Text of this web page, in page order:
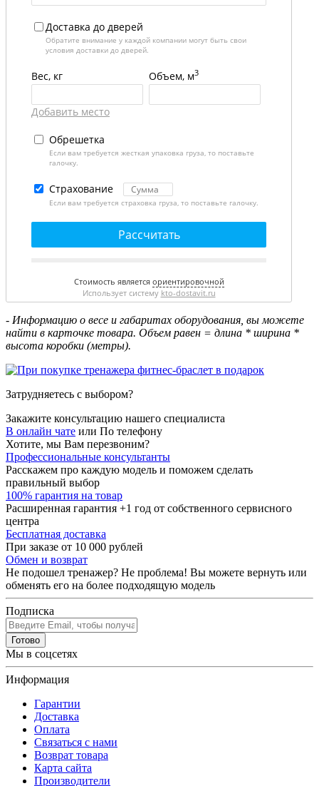
Доставка до дверей
Обратите внимание у каждой компании могут быть свои
условия доставки до дверей.
Вес, кг Объем, м3
Добавить место
Обрешетка
Если вам требуется жесткая упаковка груза, то поставьте
галочку.
Страхование
Если вам требуется страховка груза, то поставьте галочку.
Рассчитать
Стоимость является ориентировочной
Использует систему kto-dostavit.ru
- Информацию о весе и габаритах оборудования, вы можете
найти в карточке товара. Объем равен = длина * ширина *
высота коробки (метры).
Затрудняетесь с выбором?
Закажите консультацию нашего специалиста
В онлайн чате или По телефону
Хотите, мы Вам перезвоним?
Профессиональные консультанты
Расскажем про каждую модель и поможем сделать
правильный выбор
100% гарантия на товар
Расширенная гарантия +1 год от собственного сервисного
центра
Бесплатная доставка
При заказе от 10 000 рублей
Обмен и возврат
Не подошел тренажер? Не проблема! Вы можете вернуть или
обменять его на более подходящую модель
Подписка
Готово
Мы в соцсетях
Информация
Гарантии
Доставка
Оплата
Связаться с нами
Возврат товара
Карта сайта
Производители